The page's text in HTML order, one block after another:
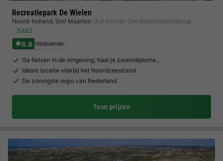
Recreatiepark De Wielen
Noord-holland, Sint Maarten (3,4 km van Sint Maartensvlotbrug)
Kaart
6.8 Voldoende
Ga fietsen in de omgeving, haal je zwemdiploma…
Ideale locatie vlakbij het Noordzeestrand
De zonnigste regio van Nederland
Toon prijzen